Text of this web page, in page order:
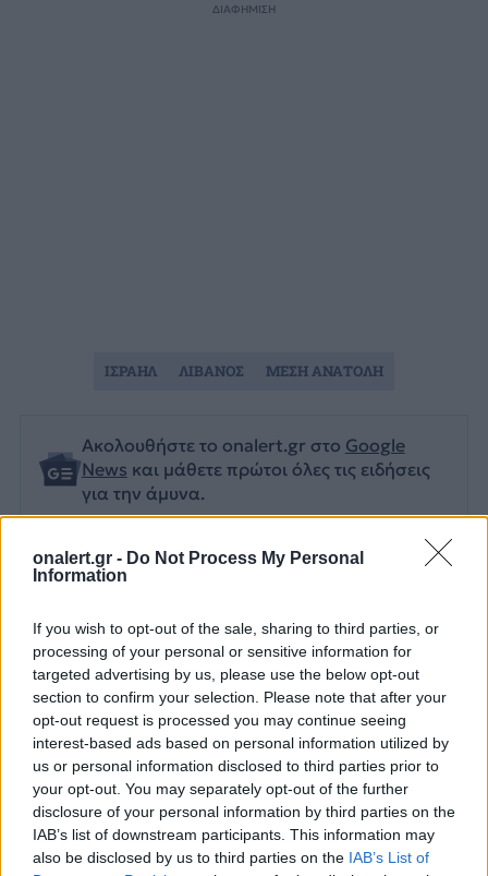
onalert.gr - Do Not Process My Personal
Information
If you wish to opt-out of the sale, sharing to third parties, or
processing of your personal or sensitive information for
targeted advertising by us, please use the below opt-out
section to confirm your selection. Please note that after your
opt-out request is processed you may continue seeing
interest-based ads based on personal information utilized by
us or personal information disclosed to third parties prior to
your opt-out. You may separately opt-out of the further
disclosure of your personal information by third parties on the
IAB’s list of downstream participants. This information may
also be disclosed by us to third parties on the IAB’s List of
Ισραήλ: Ο στρατός θα
παραμείνει επ’ αόριστον
Ο Νετανιάχου
επισκέφθηκε
ΔΙΑΦΗΜΙΣΗ
Ακολουθήστε το onalert.gr στο Google
News και μάθετε πρώτοι όλες τις ειδήσεις
για την άμυνα.
ΙΣΡΑΗΛ ΛΙΒΑΝΟΣ ΜΕΣΗ ΑΝΑΤΟΛΗ